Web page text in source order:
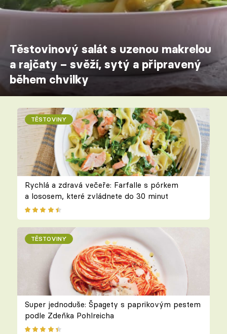
Těstovinový salát s uzenou makrelou
a rajčaty – svěží, sytý a připravený
během chvilky
TĚSTOVINY
Rychlá a zdravá večeře: Farfalle s pórkem
a lososem, které zvládnete do 30 minut
TĚSTOVINY
Super jednoduše: Špagety s paprikovým pestem
podle Zdeňka Pohlreicha